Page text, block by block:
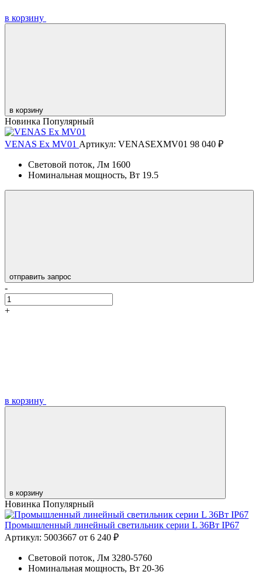
в корзину
в корзину
Новинка Популярный
VENAS Ex MV01 Артикул: VENASEXMV01 98 040 ₽
Световой поток, Лм 1600
Номинальная мощность, Вт 19.5
отправить запрос
-
+
в корзину
в корзину
Новинка Популярный
Промышленный линейный светильник серии L 36Вт IP67
Артикул: 5003667 от 6 240 ₽
Световой поток, Лм 3280-5760
Номинальная мощность, Вт 20-36